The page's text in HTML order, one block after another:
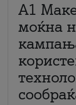
A1
моќна